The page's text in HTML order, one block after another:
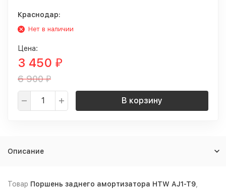
Краснодар:
Нет в наличии
Цена:
3 450 ₽
6 900₽
В корзину
Описание
Товар Поршень заднего амортизатора HTW AJ1-T9